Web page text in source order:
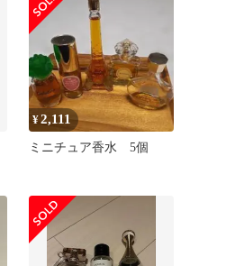
¥2,111
ミニチュア香水 5個